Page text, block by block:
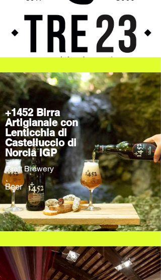
+1452 Birra
Artigianale con
Lenticchia di
Castelluccio di
Norcia IGP
Craft Brewery
Beer